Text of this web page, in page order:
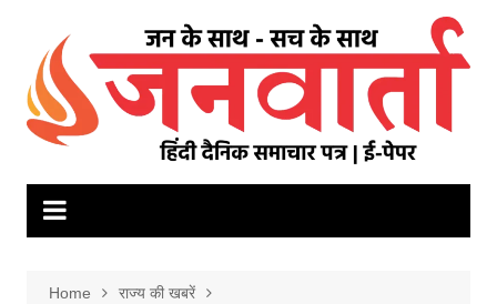
content
Home
राज्य की खबरें